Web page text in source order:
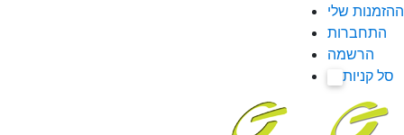
ההזמנות שלי
התחברות
הרשמה
סל קניות